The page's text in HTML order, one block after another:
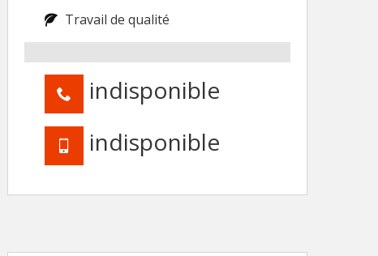
Travail de qualité
indisponible
indisponible